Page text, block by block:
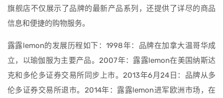
旗舰店不仅展示了品牌的最新产品系列，还提供了详尽的商品
信息和便捷的购物服务。
露露lemon的发展历程如下：1998年：品牌在加拿大温哥华成
立，以瑜伽服为主要产品。2007年：露露lemon在美国纳斯达
克和多伦多证券交易所同步上市。2013年6月24日：品牌从多
伦多证券交易所退市。2014年：露露lemon进军欧洲市场，在